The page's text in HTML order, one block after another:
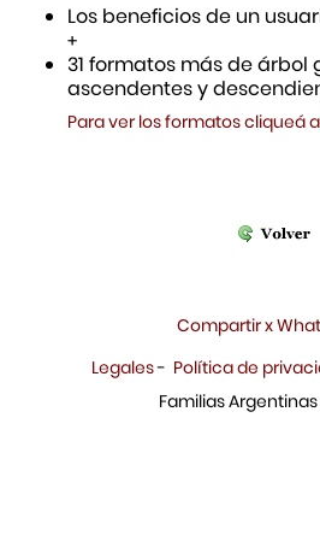
Los beneficios de un
+
31 formatos más de árbol
ascendentes y
Para ver los formatos cliqueá
Compartir x
Legales- Política de
Familias